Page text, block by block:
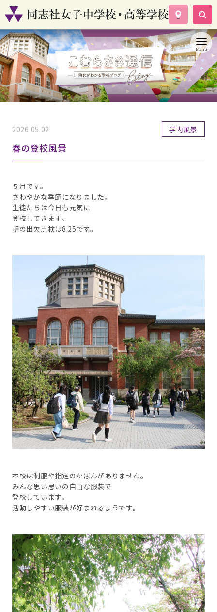
学校案内
コース紹介
学校生活
入試情報
資料請求
2026.05.02 学内風景
春の登校風景
５月です。
さわやかな季節になりました。
生徒たちは今日も元気に
登校してきます。
朝の出欠点検は8:25です。
本校は制服や指定のかばんがありません。
みんな思い思いの自由な服装で
登校しています。
活動しやすい服装が好まれるようです。